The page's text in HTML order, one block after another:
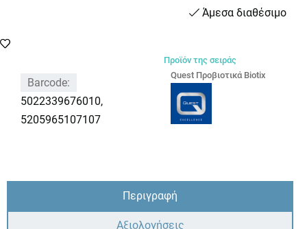
Άμεσα διαθέσιμο
Barcode:
5022339676010,
5205965107107
Προϊόν της σειράς
Quest Προβιοτικά Biotix
Περιγραφή
Αξιολογήσεις